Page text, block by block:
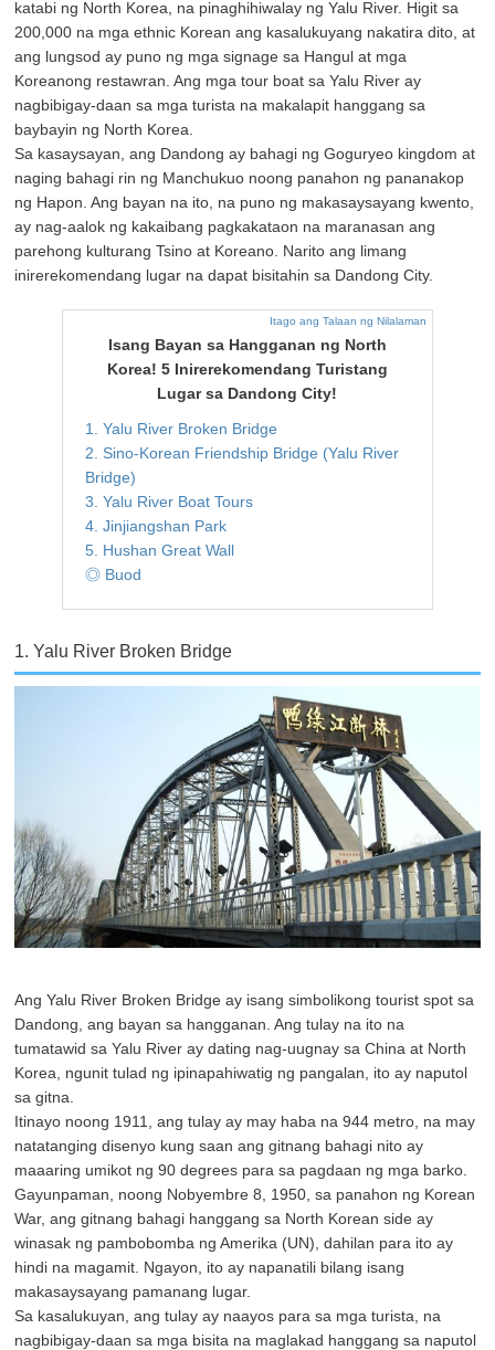
katabi ng North Korea, na pinaghihiwalay ng Yalu River. Higit sa
200,000 na mga ethnic Korean ang kasalukuyang nakatira dito, at
ang lungsod ay puno ng mga signage sa Hangul at mga
Koreanong restawran. Ang mga tour boat sa Yalu River ay
nagbibigay-daan sa mga turista na makalapit hanggang sa
baybayin ng North Korea.
Sa kasaysayan, ang Dandong ay bahagi ng Goguryeo kingdom at
naging bahagi rin ng Manchukuo noong panahon ng pananakop
ng Hapon. Ang bayan na ito, na puno ng makasaysayang kwento,
ay nag-aalok ng kakaibang pagkakataon na maranasan ang
parehong kulturang Tsino at Koreano. Narito ang limang
inirerekomendang lugar na dapat bisitahin sa Dandong City.
Itago ang Talaan ng Nilalaman
Isang Bayan sa Hangganan ng North
Korea! 5 Inirerekomendang Turistang
Lugar sa Dandong City!
1. Yalu River Broken Bridge
2. Sino-Korean Friendship Bridge (Yalu River
Bridge)
3. Yalu River Boat Tours
4. Jinjiangshan Park
5. Hushan Great Wall
◎ Buod
1. Yalu River Broken Bridge
Ang Yalu River Broken Bridge ay isang simbolikong tourist spot sa
Dandong, ang bayan sa hangganan. Ang tulay na ito na
tumatawid sa Yalu River ay dating nag-uugnay sa China at North
Korea, ngunit tulad ng ipinapahiwatig ng pangalan, ito ay naputol
sa gitna.
Itinayo noong 1911, ang tulay ay may haba na 944 metro, na may
natatanging disenyo kung saan ang gitnang bahagi nito ay
maaaring umikot ng 90 degrees para sa pagdaan ng mga barko.
Gayunpaman, noong Nobyembre 8, 1950, sa panahon ng Korean
War, ang gitnang bahagi hanggang sa North Korean side ay
winasak ng pambobomba ng Amerika (UN), dahilan para ito ay
hindi na magamit. Ngayon, ito ay napanatili bilang isang
makasaysayang pamanang lugar.
Sa kasalukuyan, ang tulay ay naayos para sa mga turista, na
nagbibigay-daan sa mga bisita na maglakad hanggang sa naputol